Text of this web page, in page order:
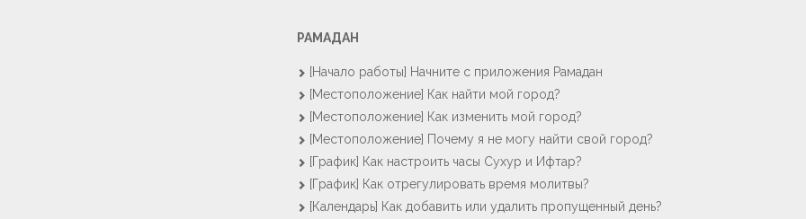
РАМАДАН
[Начало работы] Начните с приложения Рамадан
[Местоположение] Как найти мой город?
[Местоположение] Как изменить мой город?
[Местоположение] Почему я не могу найти свой город?
[График] Как настроить часы Сухyр и Ифтар?
[График] Как отрегулировать время молитвы?
[Календарь] Как добавить или удалить пропущенный день?